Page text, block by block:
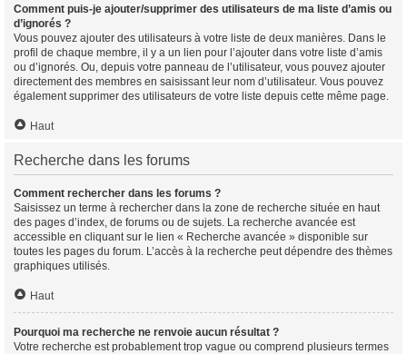
Comment puis-je ajouter/supprimer des utilisateurs de ma liste d’amis ou
d’ignorés ?
Vous pouvez ajouter des utilisateurs à votre liste de deux manières. Dans le
profil de chaque membre, il y a un lien pour l’ajouter dans votre liste d’amis
ou d’ignorés. Ou, depuis votre panneau de l’utilisateur, vous pouvez ajouter
directement des membres en saisissant leur nom d’utilisateur. Vous pouvez
également supprimer des utilisateurs de votre liste depuis cette même page.
Haut
Recherche dans les forums
Comment rechercher dans les forums ?
Saisissez un terme à rechercher dans la zone de recherche située en haut
des pages d’index, de forums ou de sujets. La recherche avancée est
accessible en cliquant sur le lien « Recherche avancée » disponible sur
toutes les pages du forum. L’accès à la recherche peut dépendre des thèmes
graphiques utilisés.
Haut
Pourquoi ma recherche ne renvoie aucun résultat ?
Votre recherche est probablement trop vague ou comprend plusieurs termes